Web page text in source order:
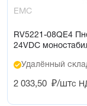
EMC
RV5221-08QE4
24VDC
Удалённый
2 033,50 ₽/штс